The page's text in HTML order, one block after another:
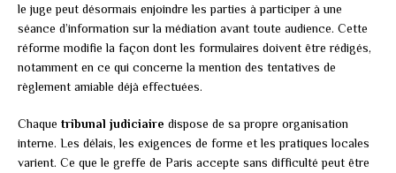
le juge peut désormais enjoindre les parties à participer à une
séance d’information sur la médiation avant toute audience. Cette
réforme modifie la façon dont les formulaires doivent être rédigés,
notamment en ce qui concerne la mention des tentatives de
règlement amiable déjà effectuées.
Chaque tribunal judiciaire dispose de sa propre organisation
interne. Les délais, les exigences de forme et les pratiques locales
varient. Ce que le greffe de Paris accepte sans difficulté peut être